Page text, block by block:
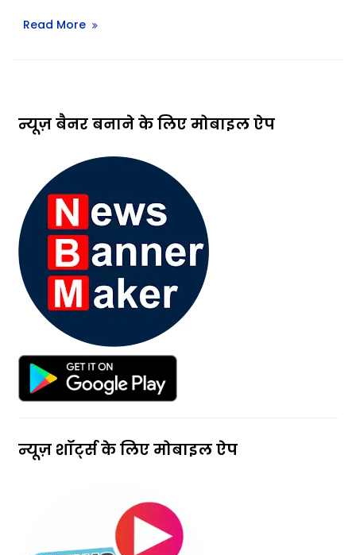
Read More
न्यूज़ बैनर बनाने के लिए मोबाइल ऐप
न्यूज़ शॉर्ट्स के लिए मोबाइल ऐप